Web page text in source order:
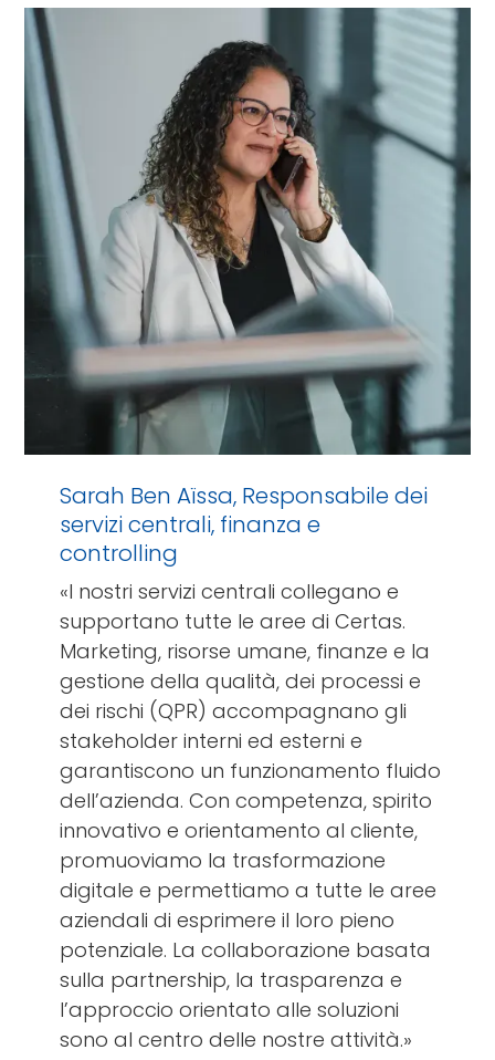
Sarah Ben Aïssa, Responsabile dei
servizi centrali, finanza e
controlling
«I nostri servizi centrali collegano e
supportano tutte le aree di Certas.
Marketing, risorse umane, finanze e la
gestione della qualità, dei processi e
dei rischi (QPR) accompagnano gli
stakeholder interni ed esterni e
garantiscono un funzionamento fluido
dell’azienda. Con competenza, spirito
innovativo e orientamento al cliente,
promuoviamo la trasformazione
digitale e permettiamo a tutte le aree
aziendali di esprimere il loro pieno
potenziale. La collaborazione basata
sulla partnership, la trasparenza e
l’approccio orientato alle soluzioni
sono al centro delle nostre attività.»